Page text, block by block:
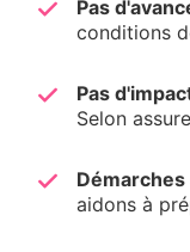
Pas
conditions
Pas
Selon
aidons à